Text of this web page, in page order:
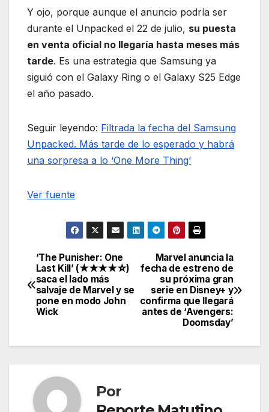
Y ojo, porque aunque el anuncio podría ser
durante el Unpacked el 22 de julio, su puesta
en venta oficial no llegaría hasta meses más
tarde. Es una estrategia que Samsung ya
siguió con el Galaxy Ring o el Galaxy S25 Edge
el año pasado.
Seguir leyendo: Filtrada la fecha del Samsung
Unpacked. Más tarde de lo esperado y habrá
una sorpresa a lo ‘One More Thing’
Ver fuente
Navegación
de
entradas
Marvel anuncia la
fecha de estreno de
su próxima gran
serie en Disney+ y
confirma que llegará
antes de ‘Avengers:
Doomsday’
‘The Punisher: One
Last Kill’ (★★★★☆)
saca el lado más
salvaje de Marvel y se
pone en modo John
Wick
Por